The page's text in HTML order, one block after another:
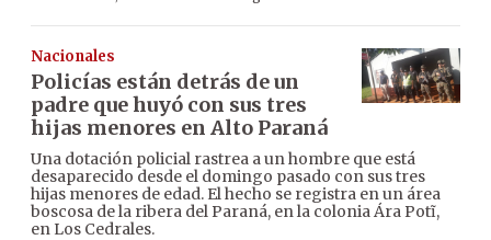
Nacionales
Policías están detrás de un
padre que huyó con sus tres
hijas menores en Alto Paraná
Una dotación policial rastrea a un hombre que está
desaparecido desde el domingo pasado con sus tres
hijas menores de edad. El hecho se registra en un área
boscosa de la ribera del Paraná, en la colonia Ára Potĩ,
en Los Cedrales.